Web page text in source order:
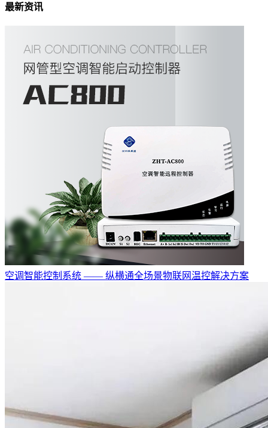
最新资讯
空调智能控制系统 —— 纵横通全场景物联网温控解决方案